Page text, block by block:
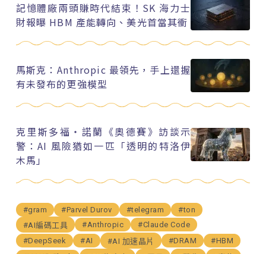
記憶體廠兩頭賺時代結束！SK 海力士
財報曝 HBM 產能轉向、美光首當其衝
馬斯克：Anthropic 最領先，手上還握
有未發布的更強模型
克里斯多福・諾蘭《奧德賽》訪談示
警：AI 風險猶如一匹「透明的特洛伊
木馬」
#gram #Parvel Durov #telegram
#ton
#AI編碼工具
#Anthropic
#Claude Code
#DeepSeek
#AI #AI 加速晶片 #DRAM
#HBM